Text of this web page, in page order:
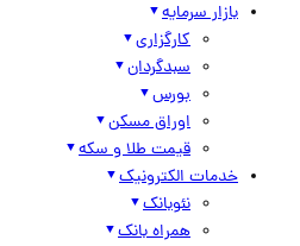
بازار سرمایه
کارگزاری
سبدگردان
بورس
اوراق مسکن
قیمت طلا و سکه
خدمات الکترونیک
نئوبانک
همراه بانک